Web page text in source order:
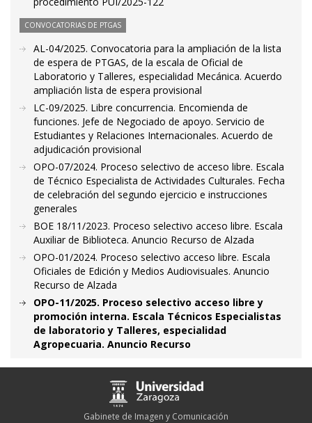
CONVOCATORIAS DE PTGAS
AL-04/2025. Convocatoria para la ampliación de la lista
de espera de PTGAS, de la escala de Oficial de
Laboratorio y Talleres, especialidad Mecánica. Acuerdo
ampliación lista de espera provisional
LC-09/2025. Libre concurrencia. Encomienda de
funciones. Jefe de Negociado de apoyo. Servicio de
Estudiantes y Relaciones Internacionales. Acuerdo de
adjudicación provisional
OPO-07/2024. Proceso selectivo de acceso libre. Escala
de Técnico Especialista de Actividades Culturales. Fecha
de celebración del segundo ejercicio e instrucciones
generales
BOE 18/11/2023. Proceso selectivo acceso libre. Escala
Auxiliar de Biblioteca. Anuncio Recurso de Alzada
OPO-01/2024. Proceso selectivo acceso libre. Escala
Oficiales de Edición y Medios Audiovisuales. Anuncio
Recurso de Alzada
OPO-11/2025. Proceso selectivo acceso libre y
promoción interna. Escala Técnicos Especialistas
de laboratorio y Talleres, especialidad
Agropecuaria. Anuncio Recurso
Gabinete de Imagen y Comunicación